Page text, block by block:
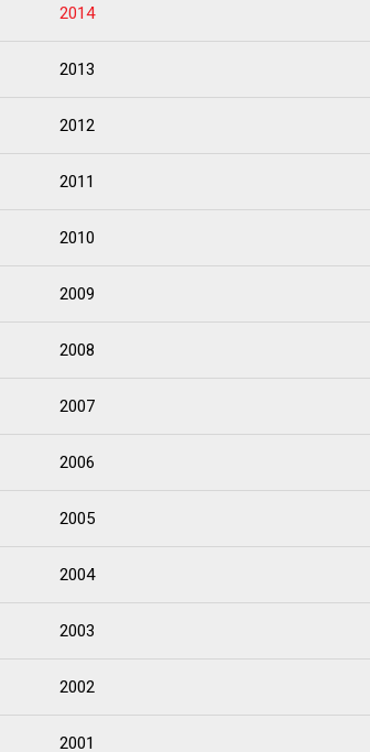
2014
2013
2012
2011
2010
2009
2008
2007
2006
2005
2004
2003
2002
2001